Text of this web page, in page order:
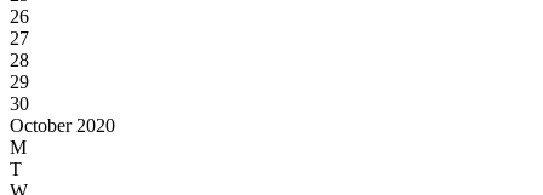
26
27
28
29
30
October 2020
M
T
W